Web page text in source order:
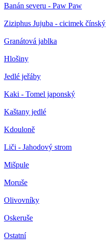
Banán severu - Paw Paw
Ziziphus Jujuba - cicimek čínský
Granátová jablka
Hlošiny
Jedlé jeřáby
Kaki - Tomel japonský
Kaštany jedlé
Kdouloně
Liči - Jahodový strom
Mišpule
Moruše
Olivovníky
Oskeruše
Ostatní